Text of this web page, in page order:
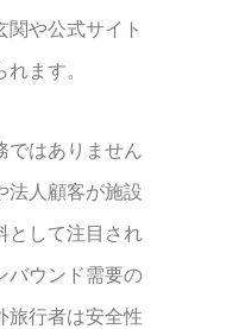
や公式サイト
ます。
ではありません
法人顧客が施設
として注目され
バウンド需要の
旅行者は安全性